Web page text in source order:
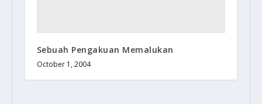
Sebuah Pengakuan Memalukan
October 1, 2004